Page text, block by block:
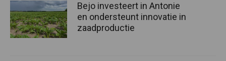
Bejo investeert in Antonie
en ondersteunt innovatie in
zaadproductie